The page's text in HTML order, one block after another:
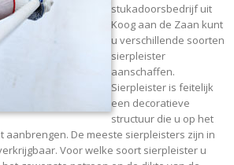
stukadoorsbedrijf uit
Koog aan de Zaan kunt
u verschillende soorten
sierpleister
aanschaffen.
Sierpleister is feitelijk
een decoratieve
structuur die u op het
aanbrengen. De meeste sierpleisters zijn in
Voor welke soort sierpleister u